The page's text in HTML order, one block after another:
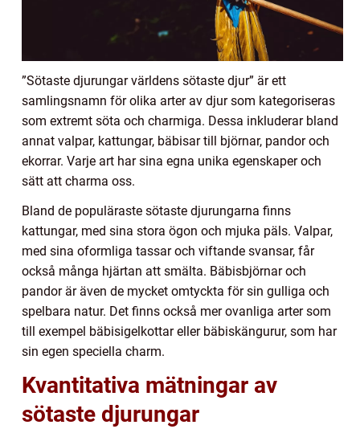
”Sötaste djurungar världens sötaste djur” är ett
samlingsnamn för olika arter av djur som kategoriseras
som extremt söta och charmiga. Dessa inkluderar bland
annat valpar, kattungar, bäbisar till björnar, pandor och
ekorrar. Varje art har sina egna unika egenskaper och
sätt att charma oss.
Bland de populäraste sötaste djurungarna finns
kattungar, med sina stora ögon och mjuka päls. Valpar,
med sina oformliga tassar och viftande svansar, får
också många hjärtan att smälta. Bäbisbjörnar och
pandor är även de mycket omtyckta för sin gulliga och
spelbara natur. Det finns också mer ovanliga arter som
till exempel bäbisigelkottar eller bäbiskängurur, som har
sin egen speciella charm.
Kvantitativa mätningar av
sötaste djurungar